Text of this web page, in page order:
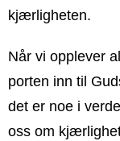
kjærligheten.
Når vi opplever
porten inn til
det er noe i
oss om